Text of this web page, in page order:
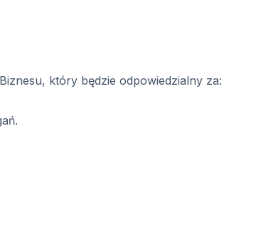
który będzie odpowiedzialny za: